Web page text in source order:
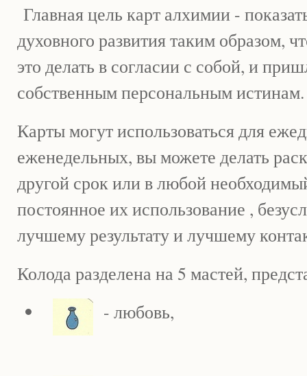
Главная цель карт алхимии -
духовного развития таким образом,
это делать в согласии с собой, и
собственным персональным истинам.
Карты могут использоваться для
еженедельных, вы можете делать
другой срок или в любой
постоянное их использование ,
лучшему результату и лучшему
Колода разделена на 5 мастей,
- любовь,